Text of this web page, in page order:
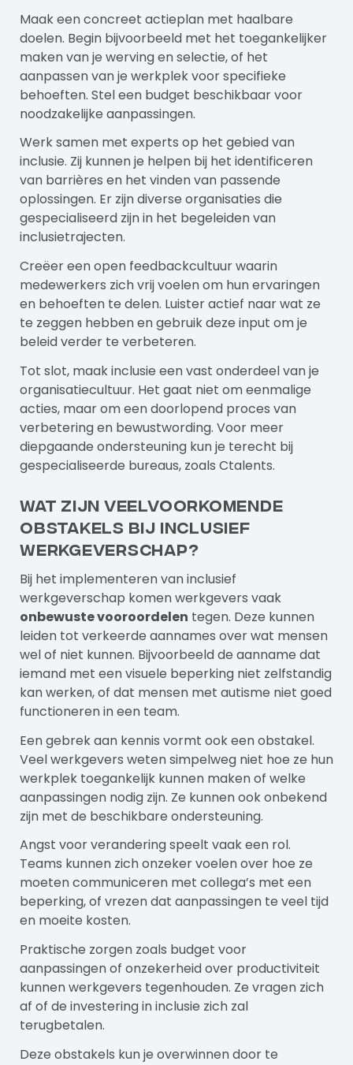
Maak een concreet actieplan met haalbare
doelen. Begin bijvoorbeeld met het toegankelijker
maken van je werving en selectie, of het
aanpassen van je werkplek voor specifieke
behoeften. Stel een budget beschikbaar voor
noodzakelijke aanpassingen.
Werk samen met experts op het gebied van
inclusie. Zij kunnen je helpen bij het identificeren
van barrières en het vinden van passende
oplossingen. Er zijn diverse organisaties die
gespecialiseerd zijn in het begeleiden van
inclusietrajecten.
Creëer een open feedbackcultuur waarin
medewerkers zich vrij voelen om hun ervaringen
en behoeften te delen. Luister actief naar wat ze
te zeggen hebben en gebruik deze input om je
beleid verder te verbeteren.
Tot slot, maak inclusie een vast onderdeel van je
organisatiecultuur. Het gaat niet om eenmalige
acties, maar om een doorlopend proces van
verbetering en bewustwording. Voor meer
diepgaande ondersteuning kun je terecht bij
gespecialiseerde bureaus, zoals Ctalents.
Wat zijn veelvoorkomende
obstakels bij inclusief
werkgeverschap?
Bij het implementeren van inclusief
werkgeverschap komen werkgevers vaak
onbewuste vooroordelen tegen. Deze kunnen
leiden tot verkeerde aannames over wat mensen
wel of niet kunnen. Bijvoorbeeld de aanname dat
iemand met een visuele beperking niet zelfstandig
kan werken, of dat mensen met autisme niet goed
functioneren in een team.
Een gebrek aan kennis vormt ook een obstakel.
Veel werkgevers weten simpelweg niet hoe ze hun
werkplek toegankelijk kunnen maken of welke
aanpassingen nodig zijn. Ze kunnen ook onbekend
zijn met de beschikbare ondersteuning.
Angst voor verandering speelt vaak een rol.
Teams kunnen zich onzeker voelen over hoe ze
moeten communiceren met collega’s met een
beperking, of vrezen dat aanpassingen te veel tijd
en moeite kosten.
Praktische zorgen zoals budget voor
aanpassingen of onzekerheid over productiviteit
kunnen werkgevers tegenhouden. Ze vragen zich
af of de investering in inclusie zich zal
terugbetalen.
Deze obstakels kun je overwinnen door te